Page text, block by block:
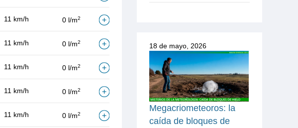
11 km/h 0 l/m2
11 km/h 0 l/m2
11 km/h 0 l/m2
11 km/h 0 l/m2
11 km/h 0 l/m2
18 de mayo, 2026
Megacriometeoros: la
caída de bloques de